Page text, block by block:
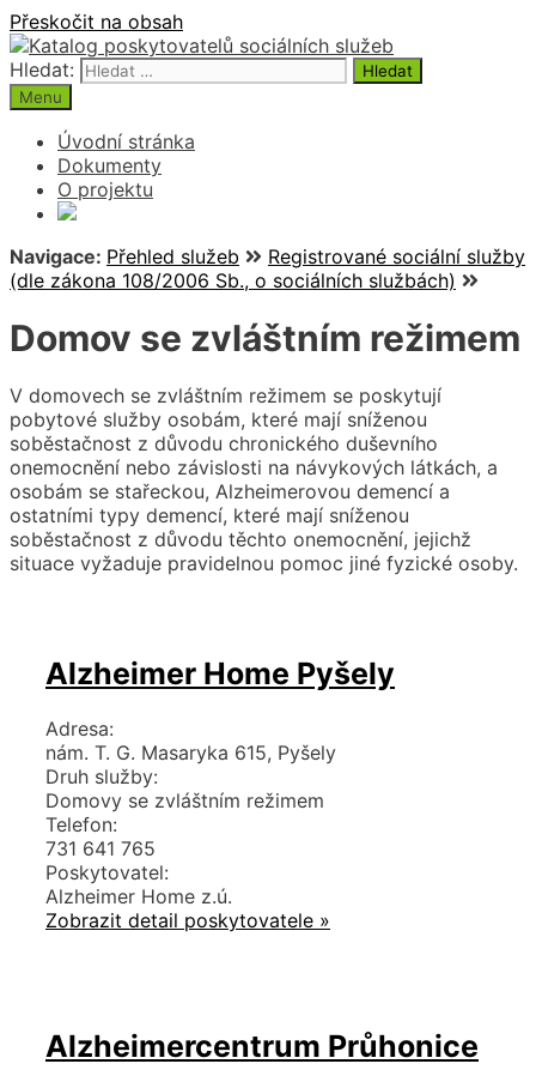
Přeskočit na obsah
Hledat:
Menu
Úvodní stránka
Dokumenty
O projektu
Navigace: Přehled služeb
Registrované sociální služby
(dle zákona 108/2006 Sb., o sociálních službách)
Domov se zvláštním režimem
V domovech se zvláštním režimem se poskytují
pobytové služby osobám, které mají sníženou
soběstačnost z důvodu chronického duševního
onemocnění nebo závislosti na návykových látkách, a
osobám se stařeckou, Alzheimerovou demencí a
ostatními typy demencí, které mají sníženou
soběstačnost z důvodu těchto onemocnění, jejichž
situace vyžaduje pravidelnou pomoc jiné fyzické osoby.
Alzheimer Home Pyšely
Adresa:
nám. T. G. Masaryka 615, Pyšely
Druh služby:
Domovy se zvláštním režimem
Telefon:
731 641 765
Poskytovatel:
Alzheimer Home z.ú.
Zobrazit detail poskytovatele »
Alzheimercentrum Průhonice